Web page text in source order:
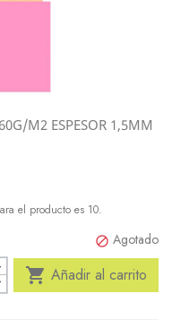
M2 ESPESOR 1,5MM
el producto es 10.
 Agotado
 Añadir al carrito